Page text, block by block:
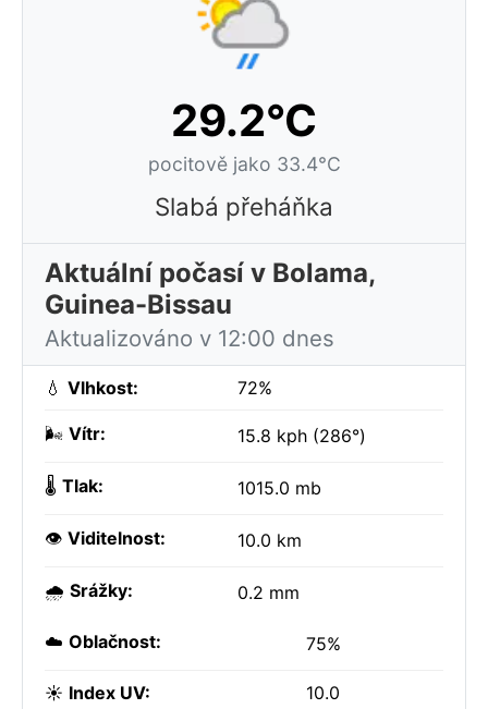
29.2°C
pocitově jako 33.4°C
Slabá přeháňka
Aktuální počasí v Bolama,
Guinea-Bissau
Aktualizováno v 12:00 dnes
💧 Vlhkost: 72%
🌬️ Vítr: 15.8 kph (286°)
🌡️ Tlak: 1015.0 mb
👁️ Viditelnost: 10.0 km
🌧️ Srážky: 0.2 mm
☁️ Oblačnost: 75%
☀️ Index UV: 10.0